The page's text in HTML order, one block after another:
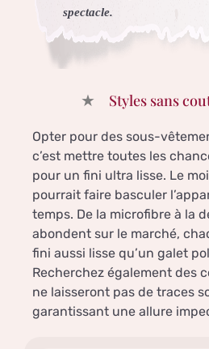
spectacle.
Styles sans
Opter pour des sous-
c’est mettre toutes les
pour un fini ultra lisse. Le
pourrait faire basculer
temps. De la microfibre à la
abondent sur le marché,
fini aussi lisse qu’un galet
Recherchez également des
ne laisseront pas de traces
garantissant une allure